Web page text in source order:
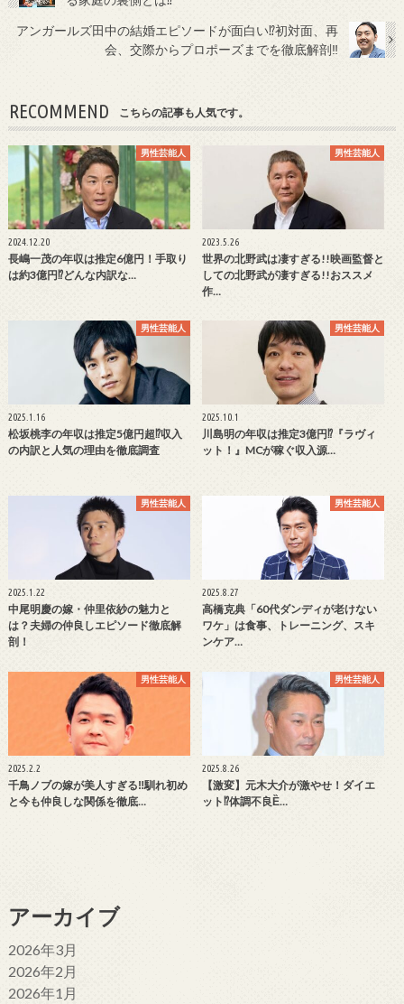
アンガールズ田中の結婚エピソードが面白い⁉初対面、再
会、交際からプロポーズまでを徹底解剖‼
RECOMMEND こちらの記事も人気です。
男性芸能人
2024.12.20
長嶋一茂の年収は推定6億円！手取り
は約3億円⁉どんな内訳な…
男性芸能人
2023.5.26
世界の北野武は凄すぎる!!映画監督と
しての北野武が凄すぎる!!おススメ
作…
男性芸能人
2025.1.16
松坂桃李の年収は推定5億円超⁉収入
の内訳と人気の理由を徹底調査
男性芸能人
2025.10.1
川島明の年収は推定3億円⁉『ラヴィ
ット！』MCが稼ぐ収入源…
男性芸能人
2025.1.22
中尾明慶の嫁・仲里依紗の魅力と
は？夫婦の仲良しエピソード徹底解
剖！
男性芸能人
2025.8.27
高橋克典「60代ダンディが老けない
ワケ」は食事、トレーニング、スキ
ンケア…
男性芸能人
2025.2.2
千鳥ノブの嫁が美人すぎる‼馴れ初め
と今も仲良しな関係を徹底…
男性芸能人
2025.8.26
【激変】元木大介が激やせ！ダイエ
ット⁉体調不良Ȅ…
アーカイブ
2026年3月
2026年2月
2026年1月